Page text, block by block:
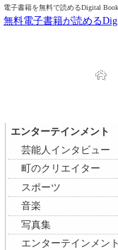
電子書籍を無料で読めるDigital
無料電子書籍が読める
エンターテインメント
芸能人インタビュー
町のクリエイター
スポーツ
音楽
写真集
エンターテインメント